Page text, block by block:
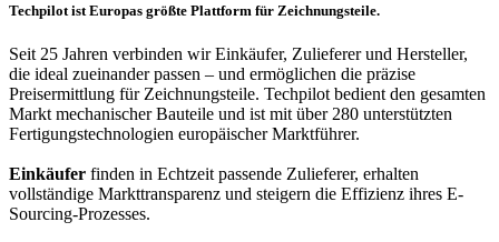
Techpilot ist Europas größte Plattform für Zeichnungsteile.
Seit 25 Jahren verbinden wir Einkäufer, Zulieferer und Hersteller,
die ideal zueinander passen – und ermöglichen die präzise
Preisermittlung für Zeichnungsteile. Techpilot bedient den gesamten
Markt mechanischer Bauteile und ist mit über 280 unterstützten
Fertigungstechnologien europäischer Marktführer.
Einkäufer finden in Echtzeit passende Zulieferer, erhalten
vollständige Markttransparenz und steigern die Effizienz ihres E-
Sourcing-Prozesses.